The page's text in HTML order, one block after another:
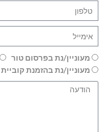
מעוניין/נת בפרסום טור
מעוניין/נת בהזמנת